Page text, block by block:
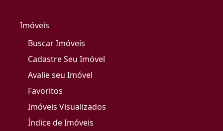
Imóveis
Buscar Imóveis
Cadastre Seu Imóvel
Avalie seu Imóvel
Favoritos
Imóveis Visualizados
Índice de Imóveis